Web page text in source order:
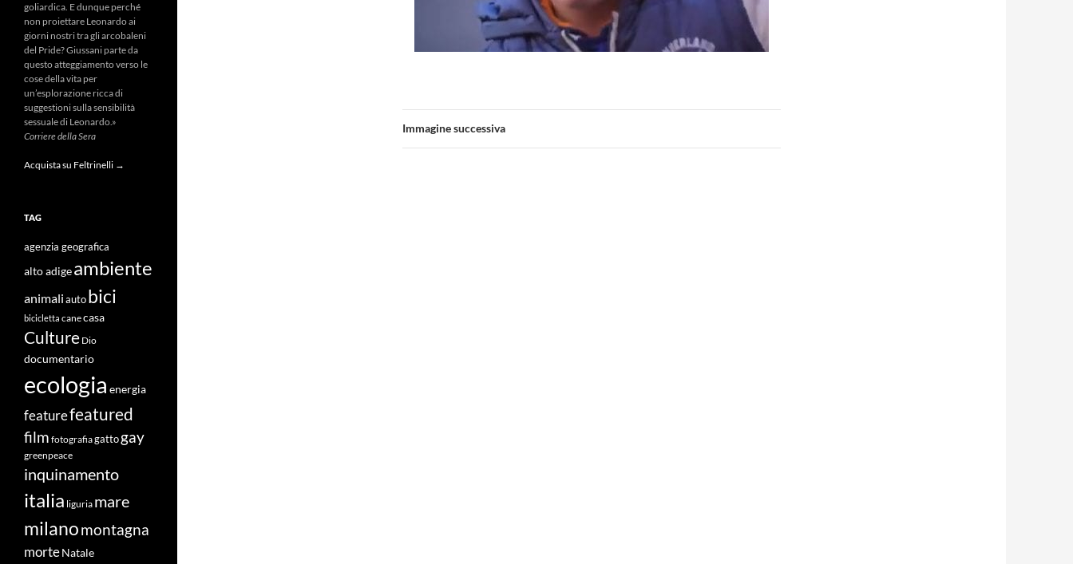
Immagine successiva
goliardica. E dunque perché
non proiettare Leonardo ai
giorni nostri tra gli arcobaleni
del Pride? Giussani parte da
questo atteggiamento verso le
cose della vita per
un’esplorazione ricca di
suggestioni sulla sensibilità
sessuale di Leonardo.»
Corriere della Sera
Acquista su Feltrinelli →
TAG
agenzia geografica
alto adigeambiente
animali auto bici
bicicletta canecasa
Culture Dio
documentario
ecologia energia
featurefeatured
film fotografiagatto gay
greenpeace
inquinamento
italia liguria mare
milanomontagna
morteNatale